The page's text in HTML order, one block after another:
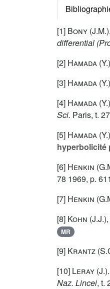
[1] Bony (J.M.),
differential
[2] Hamada (Y.
[3] Hamada (Y.
[4] Hamada (Y.
Sci. Paris, t.
[5] Hamada (Y.
hyperbolicité
[6] Henkin
78 1969, p.
[7] Henkin
[8] Kohn (J.J.),
MR
[9] Krantz
[10] Leray (J.
Naz. Lincei, t.